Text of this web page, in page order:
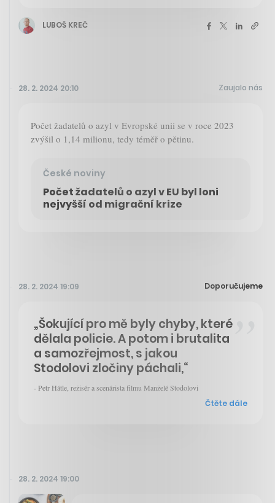
LUBOŠ KREČ
28. 2. 2024 20:10 Zaujalo nás
Počet žadatelů o azyl v Evropské unii se v roce 2023
zvýšil o 1,14 milionu, tedy téměř o pětinu.
České noviny
Počet žadatelů o azyl v EU byl loni
nejvyšší od migrační krize
28. 2. 2024 19:09 Doporučujeme
„Šokující pro mě byly chyby, které
dělala policie. A potom i brutalita
a samozřejmost, s jakou
Stodolovi zločiny páchali,“
- Petr Hátle, režisér a scenárista filmu Manželé Stodolovi
Čtěte dále
28. 2. 2024 19:00